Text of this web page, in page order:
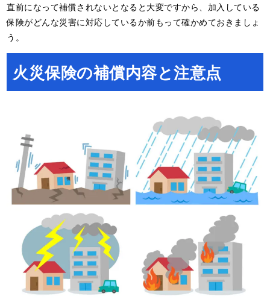
直前になって補償されないとなると大変ですから、加入している
保険がどんな災害に対応しているか前もって確かめておきましょ
う。
火災保険の補償内容と注意点